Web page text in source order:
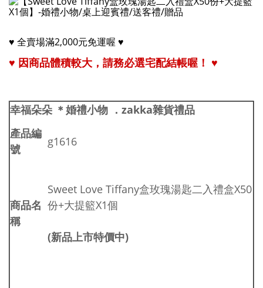
♥ 全賣場滿2,000元免運喔 ♥
♥ 因商品體積較大， 請務必選宅配結帳喔！ ♥
幸福朵朵 ＊婚禮小物 ．zakka雜貨禮品
產品編
號
g1616
商品名
稱
Sweet Love Tiffany盒玫瑰湯匙二入禮盒X50
份+大提籃X1個
(新品上市特價中)